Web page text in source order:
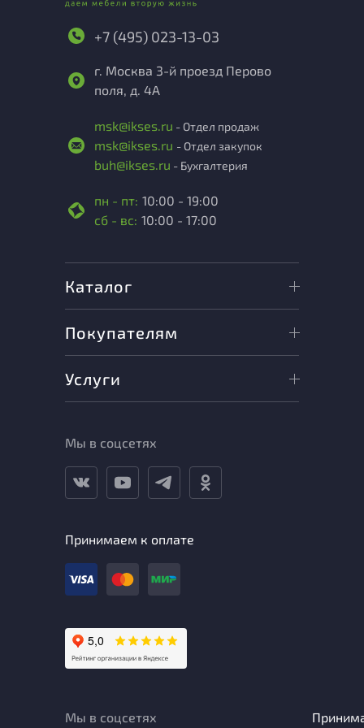
+7 (495) 023-13-03
г. Москва 3-й проезд Перово
поля, д. 4А
msk@ikses.ru - Отдел продаж
msk@ikses.ru - Отдел закупок
buh@ikses.ru - Бухгалтерия
пн - пт: 10:00 - 19:00
сб - вс: 10:00 - 17:00
Каталог
Покупателям
Услуги
Мы в соцсетях
Принимаем к оплате
Мы в соцсетях